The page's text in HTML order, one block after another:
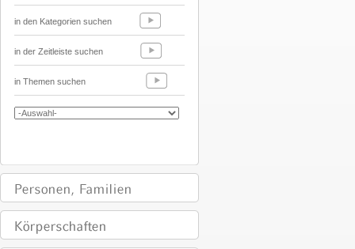
in den Kategorien suchen
in der Zeitleiste suchen
in Themen suchen